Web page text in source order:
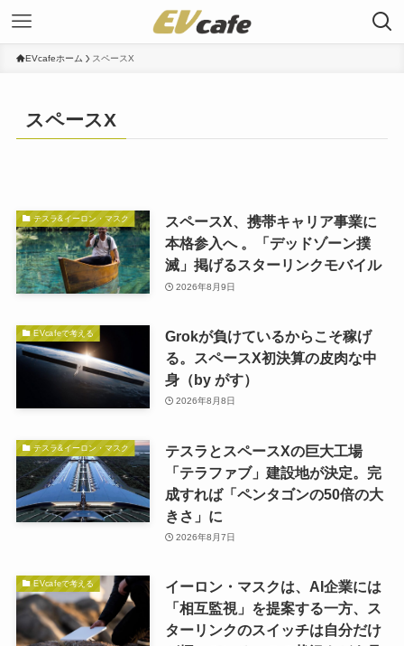
EVcafeホーム スペースX
スペースX
テスラ&イーロン・マスク
スペースX、携帯キャリア事業に
本格参入へ 。「デッドゾーン撲
滅」掲げるスターリンクモバイル
2026年8月9日
EVcafeで考える
Grokが負けているからこそ稼げ
る。スペースX初決算の皮肉な中
身（by がす）
2026年8月8日
テスラ&イーロン・マスク
テスラとスペースXの巨大工場
「テラファブ」建設地が決定。完
成すれば「ペンタゴンの50倍の大
きさ」に
2026年8月7日
EVcafeで考える
イーロン・マスクは、AI企業には
「相互監視」を提案する一方、ス
ターリンクのスイッチは自分だけ